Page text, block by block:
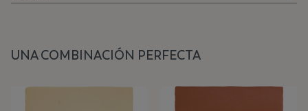
UNA COMBINACIÓN PERFECTA